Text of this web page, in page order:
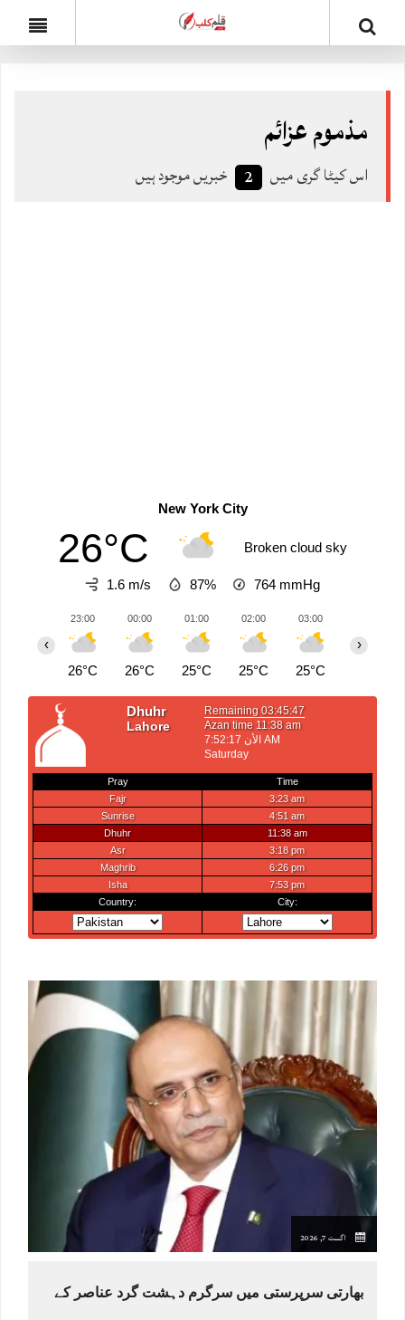
مذموم عزائم
اس کیٹا گری میں 2 خبریں موجود ہیں
New York City
26°C Broken cloud sky
1.6 m/s 87% 764 mmHg
23:00
26°C
00:00
26°C
01:00
25°C
02:00
25°C
03:00
25°C
‹ ›
اگست 7, 2026
بھارتی سرپرستی میں سرگرم دہشت گرد عناصر کے